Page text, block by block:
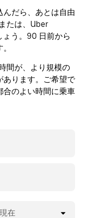
んだら、あとは自由
たは、Uber
ょう。90 日前から
間が、より規模の
あります。ご希望で
合のよい時間に乗車
現在